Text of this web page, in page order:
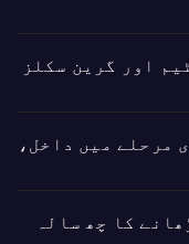
کو سٹیم اور گرین سکلز
مرحلے میں داخل،
کا چھ سالہ